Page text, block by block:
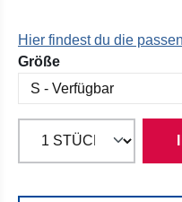
Hier findest du die
Größeauswählen